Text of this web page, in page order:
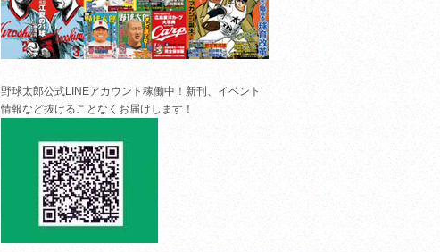
野球太郎公式LINEアカウント稼働中！新刊、イベント
情報など抜けることなくお届けします！